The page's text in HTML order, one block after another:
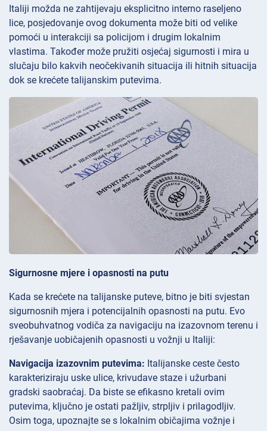
Italiji možda ne zahtijevaju eksplicitno interno raseljeno
lice, posjedovanje ovog dokumenta može biti od velike
pomoći u interakciji sa policijom i drugim lokalnim
vlastima. Također može pružiti osjećaj sigurnosti i mira u
slučaju bilo kakvih neočekivanih situacija ili hitnih situacija
dok se krećete talijanskim putevima.
Sigurnosne mjere i opasnosti na putu
Kada se krećete na talijanske puteve, bitno je biti svjestan
sigurnosnih mjera i potencijalnih opasnosti na putu. Evo
sveobuhvatnog vodiča za navigaciju na izazovnom terenu i
rješavanje uobičajenih opasnosti u vožnji u Italiji:
Navigacija izazovnim putevima: Italijanske ceste često
karakteriziraju uske ulice, krivudave staze i užurbani
gradski saobraćaj. Da biste se efikasno kretali ovim
putevima, ključno je ostati pažljiv, strpljiv i prilagodljiv.
Osim toga, upoznajte se s lokalnim običajima vožnje i